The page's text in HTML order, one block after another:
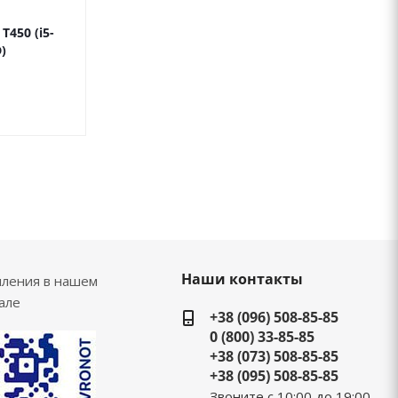
(i5-
в нашем
Наши контакты
+38 (096) 508-85-85
0 (800) 33-85-85
+38 (073) 508-85-85
+38 (095) 508-85-85